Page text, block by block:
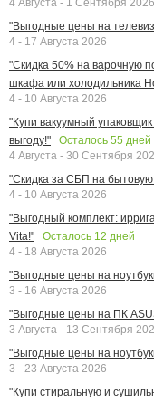
"Выгодные цены на
4 - 17 Августа 2026
"Скидка 50% на варочную
шкафа или холодильника
4 - 10 Августа 2026
"Купи вакуумный
выгоду!"
Осталось 55 дней
4 Августа - 30 Сентября
"Скидка за СБП на бытовую
4 - 10 Августа 2026
"Выгодный комплект:
Vita!"
Осталось 12 дней
4 - 18 Августа 2026
"Выгодные цены на
3 - 16 Августа 2026
"Выгодные цены на ПК
3 Августа - 13 Сентября
"Выгодные цены на
3 - 23 Августа 2026
"Купи стиральную и